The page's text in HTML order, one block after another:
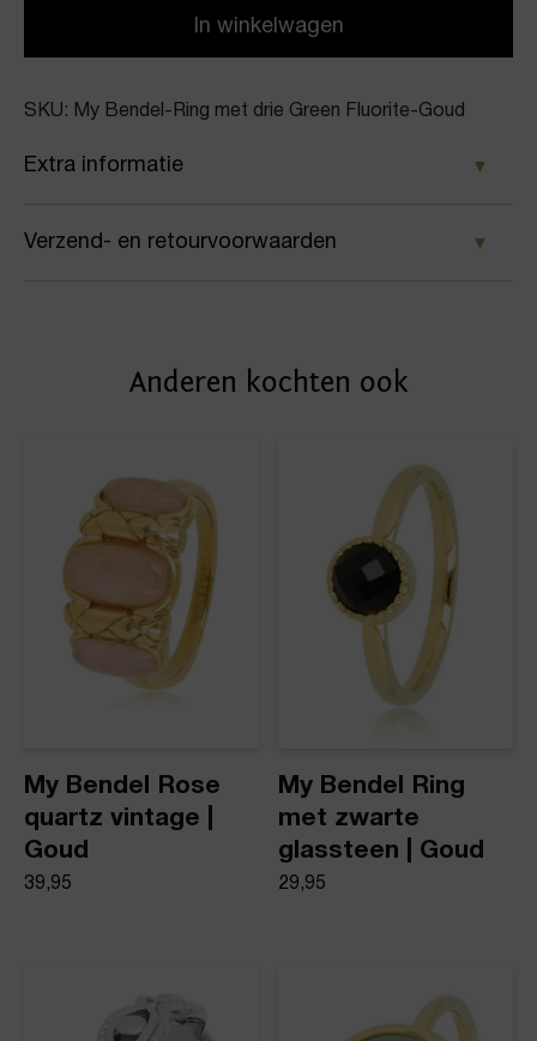
In winkelwagen
SKU: My Bendel-Ring met drie Green Fluorite-Goud
Extra informatie
Kleur
Product stijl
Ringen met steen
Verzend- en retourvoorwaarden
afleveradres. Voor geplaatste bestellingen geldt bij
Anderen kochten ook
My Bendel Rose
quartz vintage |
Goud
39,95
My Bendel Ring
met zwarte
glassteen | Goud
29,95